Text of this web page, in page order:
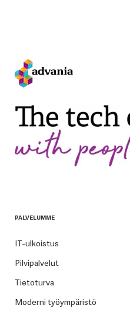
PALVELUMME
IT-ulkoistus
Pilvipalvelut
Tietoturva
Moderni työympäristö